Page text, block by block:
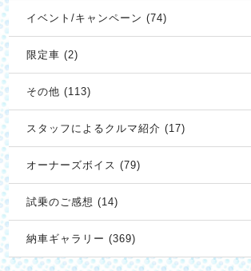
イベント/キャンペーン (74)
限定車 (2)
その他 (113)
スタッフによるクルマ紹介 (17)
オーナーズボイス (79)
試乗のご感想 (14)
納車ギャラリー (369)